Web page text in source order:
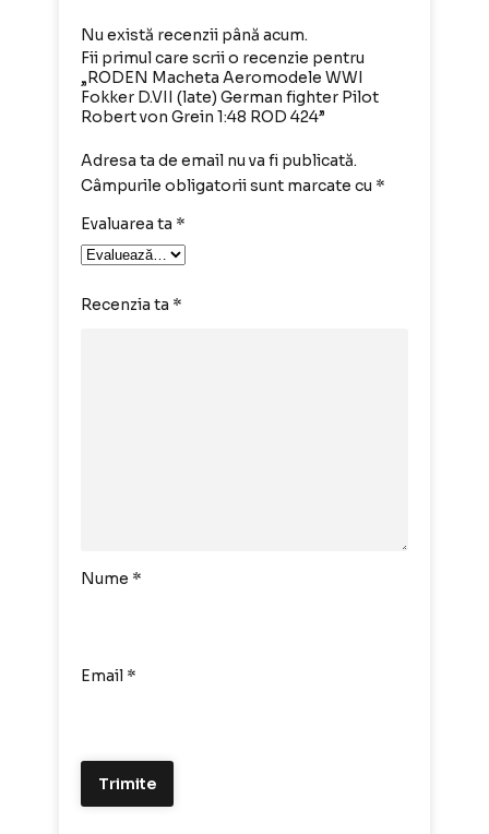
Nu există recenzii până acum.
Fii primul care scrii o recenzie pentru
„RODEN Macheta Aeromodele WWI
Fokker D.VII (late) German fighter Pilot
Robert von Grein 1:48 ROD 424”
Adresa ta de email nu va fi publicată.
Câmpurile obligatorii sunt marcate cu *
Evaluarea ta *
Recenzia ta *
Nume *
Email *